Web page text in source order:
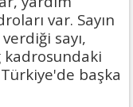
var. Sayın
sayı,
Türkiye'de başka